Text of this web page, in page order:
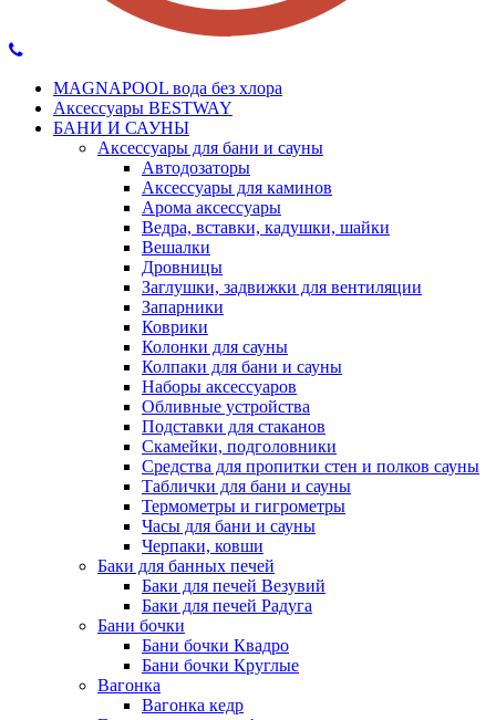
MAGNAPOOL вода без хлора
Аксессуары BESTWAY
БАНИ И САУНЫ
Аксессуары для бани и сауны
Автодозаторы
Аксессуары для каминов
Арома аксессуары
Ведра, вставки, кадушки, шайки
Вешалки
Дровницы
Заглушки, задвижки для вентиляции
Запарники
Коврики
Колонки для сауны
Колпаки для бани и сауны
Наборы аксессуаров
Обливные устройства
Подставки для стаканов
Скамейки, подголовники
Средства для пропитки стен и полков сауны
Таблички для бани и сауны
Термометры и гигрометры
Часы для бани и сауны
Черпаки, ковши
Баки для банных печей
Баки для печей Везувий
Баки для печей Радуга
Бани бочки
Бани бочки Квадро
Бани бочки Круглые
Вагонка
Вагонка кедр